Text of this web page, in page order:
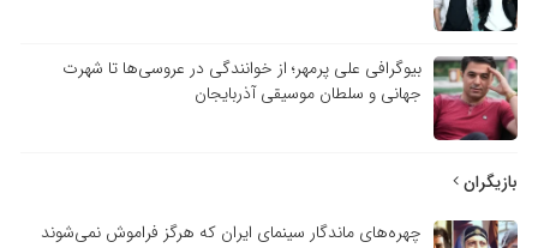
بیوگرافی علی پرمهر؛ از خوانندگی در عروسی‌ها تا شهرت
جهانی و سلطان موسیقی آذربایجان
بازیگران
چهره‌های ماندگار سینمای ایران که هرگز فراموش نمی‌شوند